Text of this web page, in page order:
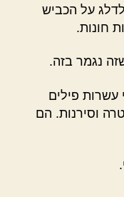
על הכביש
חונות.
נגמר בזה.
עשרות פילים
וסירנות. הם